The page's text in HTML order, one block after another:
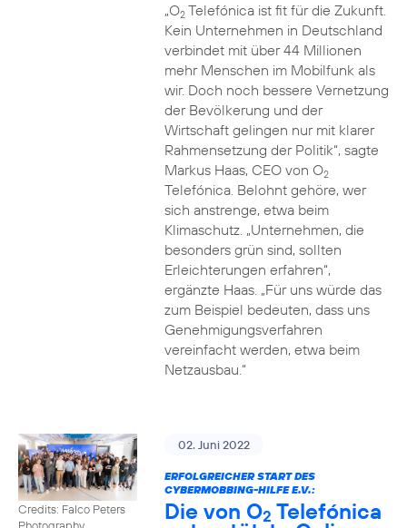
„O2Telefónica ist fit für die Zukunft.
Kein Unternehmen in Deutschland
verbindet mit über 44 Millionen
mehr Menschen im Mobilfunk als
wir. Doch noch bessere Vernetzung
der Bevölkerung und der
Wirtschaft gelingen nur mit klarer
Rahmensetzung der Politik“, sagte
Markus Haas, CEO von O2
Telefónica. Belohnt gehöre, wer
sich anstrenge, etwa beim
Klimaschutz. „Unternehmen, die
besonders grün sind, sollten
Erleichterungen erfahren“,
ergänzte Haas. „Für uns würde das
zum Beispiel bedeuten, dass uns
Genehmigungsverfahren
vereinfacht werden, etwa beim
Netzausbau.“
Credits: Falco Peters
Photography
02. Juni 2022
ERFOLGREICHER START DES
CYBERMOBBING-HILFE E.V.:
Die von O2 Telefónica